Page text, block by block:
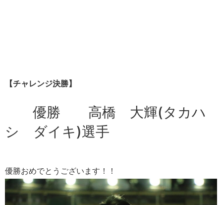
【チャレンジ決勝】
優勝 高橋 大輝(タカハ
シ ダイキ)選手
優勝おめでとうございます！！